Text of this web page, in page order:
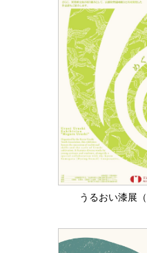
うるおい漆展（